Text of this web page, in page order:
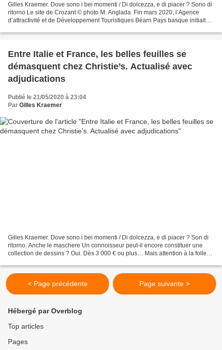
Gilles Kraemer. Dove sono i bei momenti / Di dolcezza, e di piacer ? Sono di
ritorno Le site de Crozant © photo M. Anglada. Fin mars 2020, l’Agence
d’attractivité et de Développement Touristiques Béarn Pays basque initiait
Entre Italie et France, les belles feuilles se
démasquent chez Christie’s. Actualisé avec
adjudications
Publié le 21/05/2020 à 23:04
Par Gilles Kraemer
Gilles Kraemer. Dove sono i bei momenti / Di dolcezza, e di piacer ? Son di
ritorno. Anche le maschere Un connoisseur peut-il encore constituer une
collection de dessins ? Oui. Dès 3 000 € ou plus… Mais attention à la folle
< Page précédente Page suivante >
Hébergé par Overblog
Top articles
Pages